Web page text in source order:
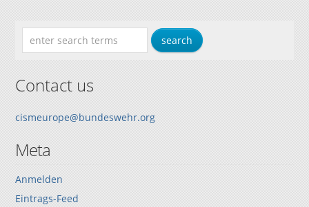
Contact us
cismeurope@bundeswehr.org
Meta
Anmelden
Eintrags-Feed